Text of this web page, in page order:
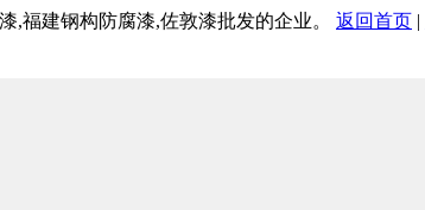
,福建钢构防腐漆,佐敦漆批发的企业。 返回首页 |